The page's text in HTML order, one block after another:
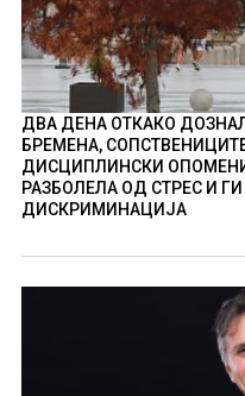
ДВА ДЕНА ОТКАКО
БРЕМЕНА,
ДИСЦИПЛИНСКИ ОПОМЕНИ
РАЗБОЛЕЛА ОД СТРЕС И
ДИСКРИМИНАЦИЈА